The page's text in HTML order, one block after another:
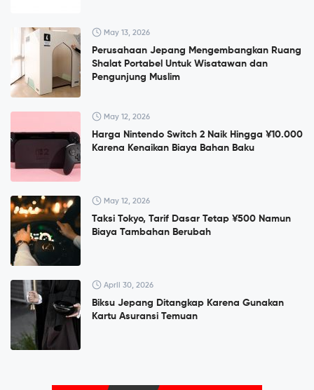
May 13, 2026
Perusahaan Jepang Mengembangkan Ruang
Shalat Portabel Untuk Wisatawan dan
Pengunjung Muslim
May 12, 2026
Harga Nintendo Switch 2 Naik Hingga ¥10.000
Karena Kenaikan Biaya Bahan Baku
May 12, 2026
Taksi Tokyo, Tarif Dasar Tetap ¥500 Namun
Biaya Tambahan Berubah
April 30, 2026
Biksu Jepang Ditangkap Karena Gunakan
Kartu Asuransi Temuan